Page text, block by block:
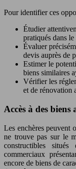
Pour identifier ces
Étudier
pratiqués dans le
Évaluer
devis auprès de
Estimer le
biens similaires
Vérifier les
et de rénovation
Accès à des biens
Les enchères peuvent
ne trouve pas sur le
constructibles
commerciaux
encore de biens de